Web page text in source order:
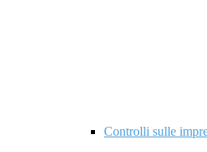
Controlli sulle